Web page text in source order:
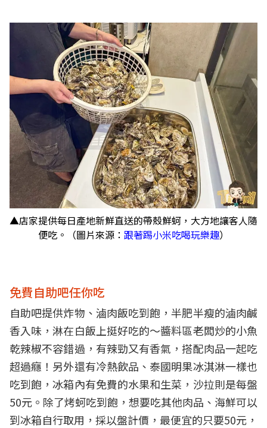
▲店家提供每日產地新鮮直送的帶殼鮮蚵，大方地讓客人隨
便吃。（圖片來源： 跟著踢小米吃喝玩樂趣）
免費自助吧任你吃
自助吧提供炸物、滷肉飯吃到飽，半肥半瘦的滷肉鹹
香入味，淋在白飯上挺好吃的～醬料區老闆炒的小魚
乾辣椒不容錯過，有辣勁又有香氣，搭配肉品一起吃
超過癮！另外還有冷熱飲品、泰國明果冰淇淋一樣也
吃到飽，冰箱內有免費的水果和生菜，沙拉則是每盤
50元。除了烤蚵吃到飽，想要吃其他肉品、海鮮可以
到冰箱自行取用，採以盤計價，最便宜的只要50元，